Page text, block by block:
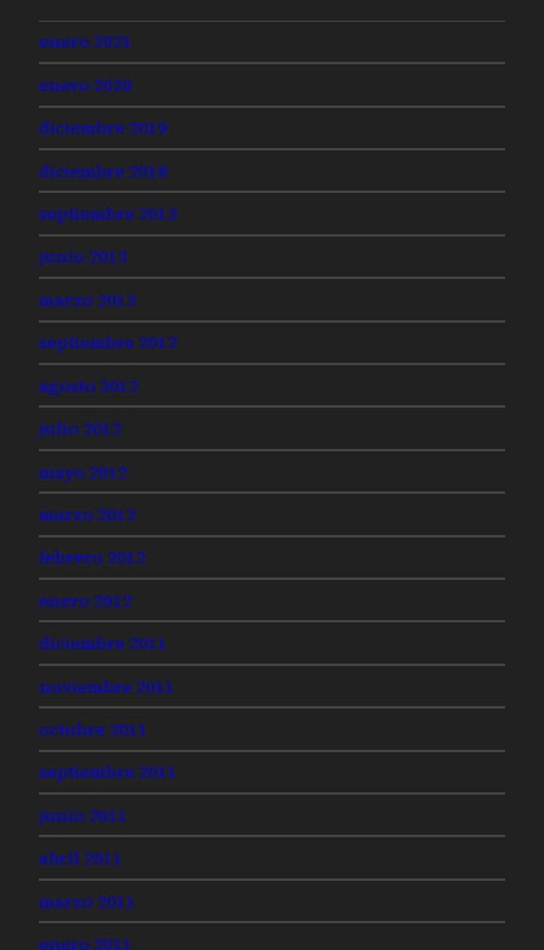
enero 2021
enero 2020
diciembre 2019
diciembre 2018
septiembre 2013
junio 2013
marzo 2013
septiembre 2012
agosto 2012
julio 2012
mayo 2012
marzo 2012
febrero 2012
enero 2012
diciembre 2011
noviembre 2011
octubre 2011
septiembre 2011
junio 2011
abril 2011
marzo 2011
enero 2011